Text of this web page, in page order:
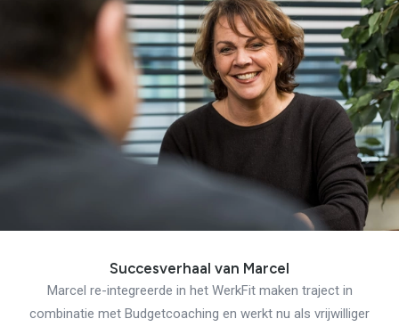
Succesverhaal van Marcel
Marcel re-integreerde in het WerkFit maken traject in
combinatie met Budgetcoaching en werkt nu als vrijwilliger